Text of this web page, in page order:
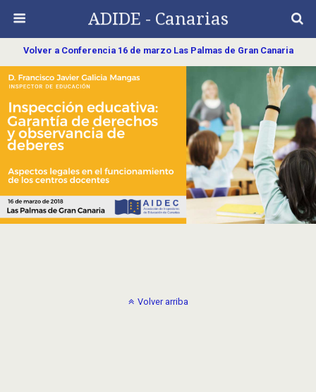
ADIDE - Canarias
Volver a Conferencia 16 de marzo Las Palmas de Gran Canaria
Volver arriba